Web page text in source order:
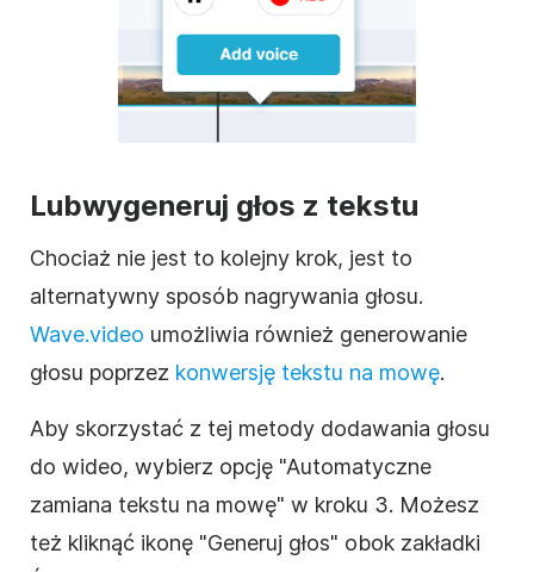
Lubwygeneruj głos z tekstu
Chociaż nie jest to kolejny krok, jest to
alternatywny sposób nagrywania głosu.
Wave.video umożliwia również generowanie
głosu poprzez konwersję tekstu na mowę.
Aby skorzystać z tej metody dodawania głosu
do wideo, wybierz opcję "Automatyczne
zamiana tekstu na mowę" w kroku 3. Możesz
też kliknąć ikonę "Generuj głos" obok zakładki